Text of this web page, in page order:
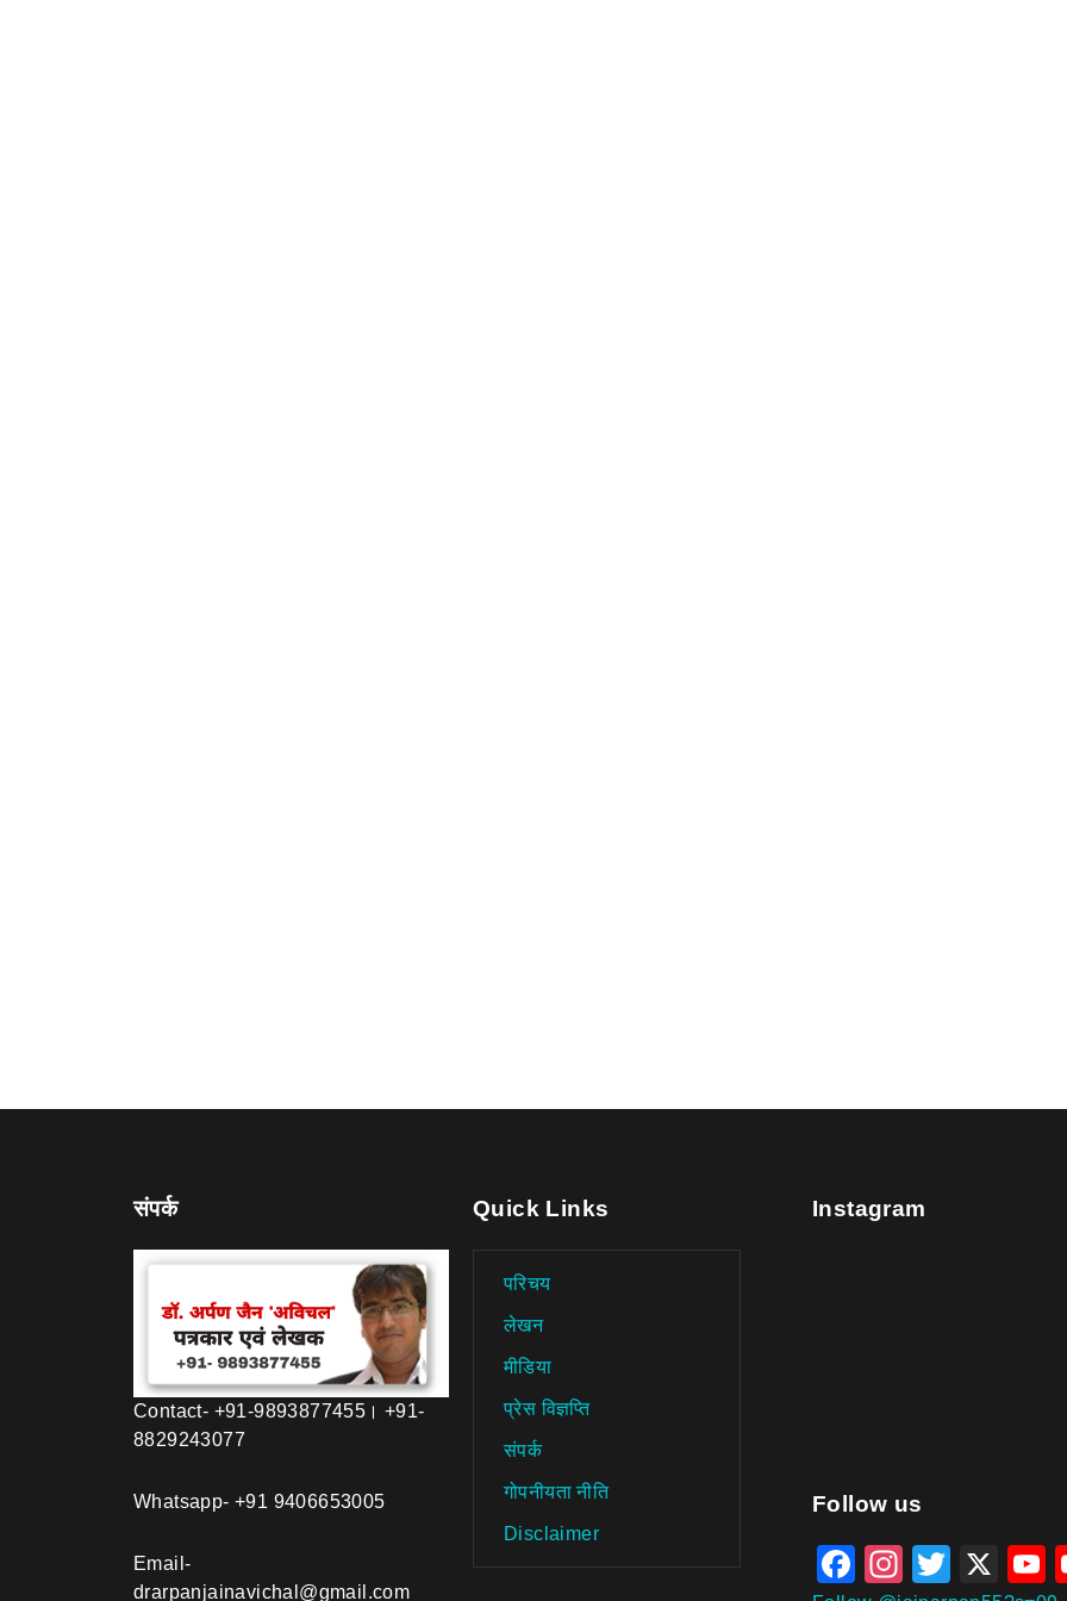
संपर्क
Contact- +91-9893877455। +91-
8829243077
Whatsapp- +91 9406653005
Email-
drarpanjainavichal@gmail.com
Quick Links
परिचय
लेखन
मीडिया
प्रेस विज्ञप्ति
संपर्क
गोपनीयता नीति
Disclaimer
Instagram
Follow us
Facebook
Twitter
X